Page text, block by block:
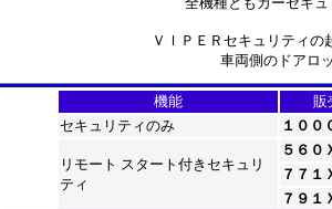
ＶＩＰＥＲセキュリティ
車両側のドアロ
機能
販
セキュリティのみ
１００
リモート スタート付きセキュリ
ティ
５６０
７７１
７９１